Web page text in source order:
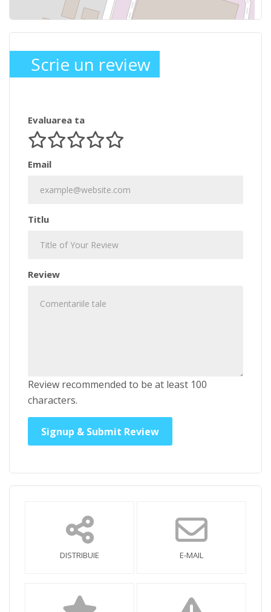
Scrie un review
Evaluarea ta
Email
Titlu
Review
Review recommended to be at least 100
characters.
DISTRIBUIE E-MAIL